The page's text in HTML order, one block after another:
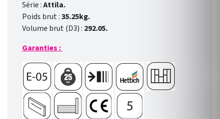
Série :Attila.
Poids brut :35.25kg.
Volume brut (D3) : 292.05.
Garanties :